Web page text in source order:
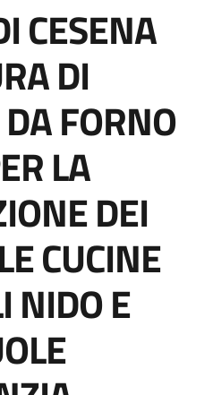
CESENA
DI
FORNO
LA
DEI
CUCINE
NIDO E